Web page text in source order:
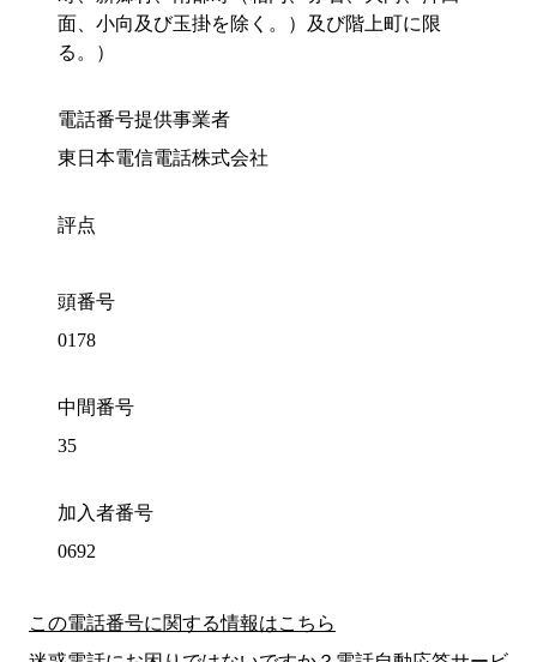
面、小向及び玉掛を除く。）及び階上町に限
る。）
電話番号提供事業者
東日本電信電話株式会社
評点
頭番号
0178
中間番号
35
加入者番号
0692
この電話番号に関する情報はこちら